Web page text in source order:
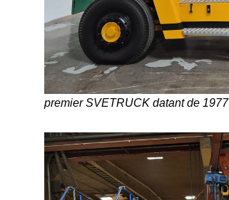
premier SVETRUCK datant de 1977